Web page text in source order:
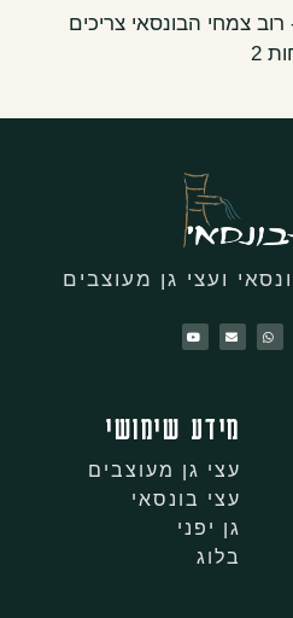
צמחי הבונסאי צריכים
2
ועצי גן מעוצבים
מידע שימושי
עצי גן מעוצבים
עצי בונסאי
גן יפני
בלוג